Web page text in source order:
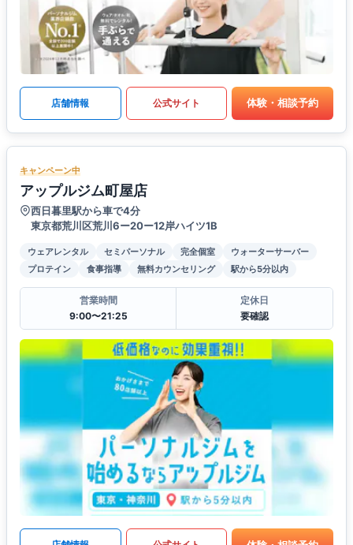
店舗情報 公式サイト 体験・相談予約
キャンペーン中
アップルジム町屋店
西日暮里駅から車で4分
東京都荒川区荒川6ー20ー12岸ハイツ1B
ウェアレンタル セミパーソナル 完全個室
ウォーターサーバー
プロテイン
食事指導 無料カウンセリング 駅から5分以内
営業時間
9:00〜21:25
定休日
要確認